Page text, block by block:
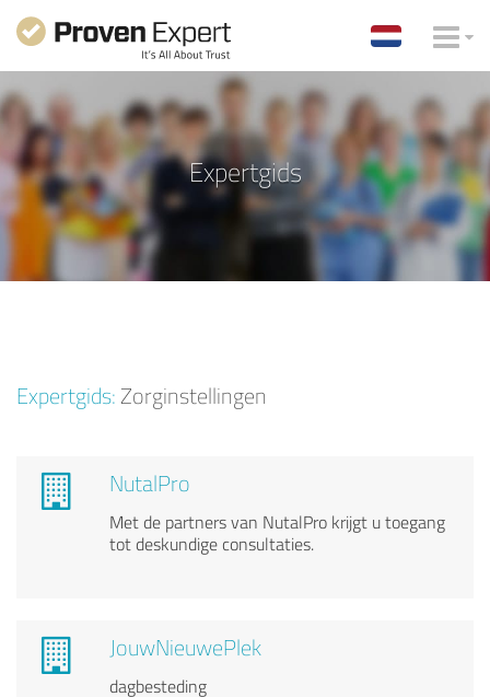
Expertgids
Expertgids:Zorginstellingen
NutalPro
Met de partners van NutalPro krijgt u toegang
tot deskundige consultaties.
JouwNieuwePlek
dagbesteding